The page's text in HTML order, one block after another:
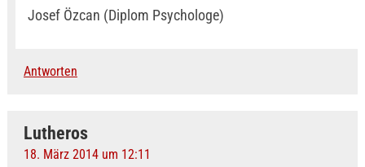
Josef Özcan (Diplom Psychologe)
Antworten
Lutheros
18. März 2014 um 12:11